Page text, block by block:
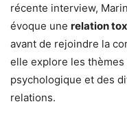
récente interview,
évoque une relation
avant de rejoindre la
elle explore les thèmes
psychologique et des
relations.